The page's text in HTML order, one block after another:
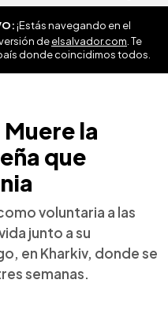
¡Estás navegando en el
deelsalvador.com . Te
donde coincidimos todos.
la
que
voluntaria a las
junto a su
en Kharkiv, donde se
semanas.